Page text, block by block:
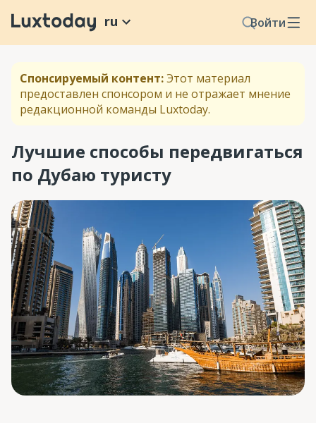
Войти
ru
Спонсируемый контент:Этот материал
предоставлен спонсором и не отражает мнение
редакционной команды Luxtoday.
Лучшие способы передвигаться
по Дубаю туристу